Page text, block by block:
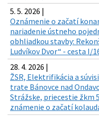
5. 5. 2026 |
Oznámenie o začatí
nariadenie ústneho
obhliadkou stavby:
Ludvíkov Dvor“ - cesta I/
28. 4. 2026 |
ŽSR, Elektrifikácia a
trate Bánovce nad
Strážske, priecestie žkm
známenie o začatí